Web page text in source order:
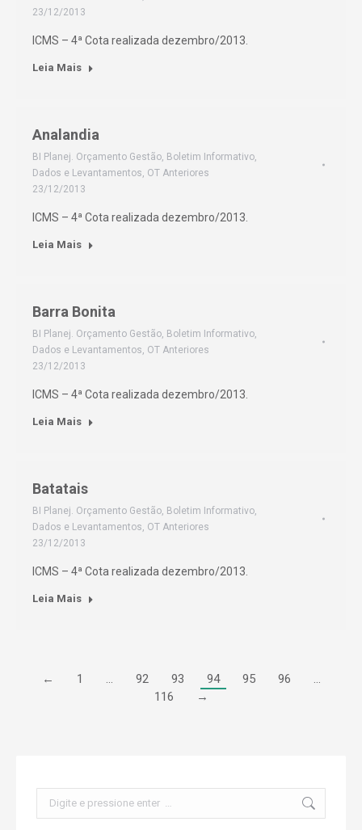
23/12/2013
ICMS – 4ª Cota realizada dezembro/2013.
Leia Mais
Analandia
BI Planej. Orçamento Gestão, Boletim Informativo,
Dados e Levantamentos, OT Anteriores
23/12/2013
ICMS – 4ª Cota realizada dezembro/2013.
Leia Mais
Barra Bonita
BI Planej. Orçamento Gestão, Boletim Informativo,
Dados e Levantamentos, OT Anteriores
23/12/2013
ICMS – 4ª Cota realizada dezembro/2013.
Leia Mais
Batatais
BI Planej. Orçamento Gestão, Boletim Informativo,
Dados e Levantamentos, OT Anteriores
23/12/2013
ICMS – 4ª Cota realizada dezembro/2013.
Leia Mais
← 1 … 92 93 94 95 96
…
116
→